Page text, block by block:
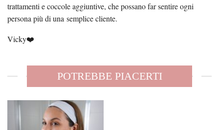
trattamenti e coccole aggiuntive, che possano far sentire ogni
persona più di una semplice cliente.
Vicky❤️
POTREBBE PIACERTI